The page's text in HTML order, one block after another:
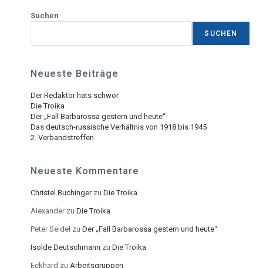
Suchen
SUCHEN
Neueste Beiträge
Der Redaktör hats schwör
Die Troika
Der „Fall Barbarossa gestern und heute“
Das deutsch-russische Verhältnis von 1918 bis 1945
2. Verbandstreffen
Neueste Kommentare
Christel BuchingerzuDie Troika
AlexanderzuDie Troika
Peter Seidel zuDer „Fall Barbarossa gestern und heute“
Isolde Deutschmann zuDie Troika
Eckhard zu Arbeitsgruppen